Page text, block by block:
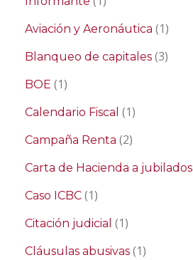
Aviación y Aeronáutica (1)
Blanqueo de capitales (3)
BOE (1)
Calendario Fiscal (1)
Campaña Renta (2)
Carta de Hacienda a jubilados
Caso ICBC (1)
Citación judicial (1)
Cláusulas abusivas (1)